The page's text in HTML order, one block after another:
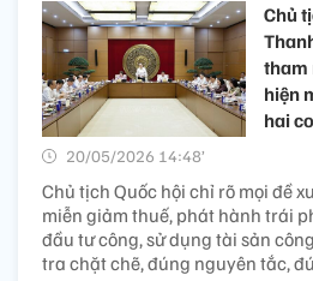
Chủ
tham
hiện
hai
20/05/2026 14:48’
Chủ tịch Quốc hội chỉ rõ mọi đề
miễn giảm thuế, phát hành trái
đầu tư công, sử dụng tài sản
tra chặt chẽ, đúng nguyên tắc,